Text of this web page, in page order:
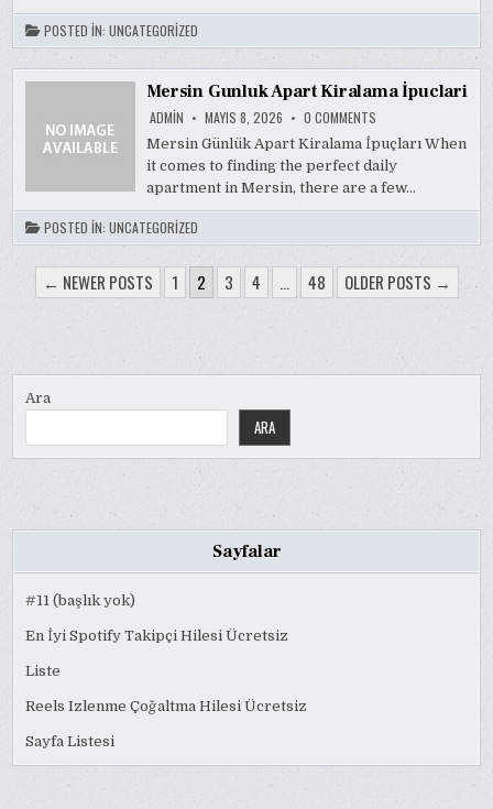
POSTED IN:UNCATEGORIZED
Mersin Gunluk Apart Kiralama İpuclari
ADMIN MAYIS 8, 2026 0 COMMENTS
GUNLUK
APART
KIRALAMA
İPUCLARI
Mersin Günlük Apart Kiralama İpuçları When
it comes to finding the perfect daily
apartment in Mersin, there are a few…
POSTED IN:UNCATEGORIZED
YAZI
SAYFALAMASI
← NEWER POSTS 1 2 3 4 … 48 OLDER POSTS →
Ara
ARA
Sayfalar
#11 (başlık yok)
En İyi Spotify Takipçi Hilesi Ücretsiz
Liste
Reels Izlenme Çoğaltma Hilesi Ücretsiz
Sayfa Listesi